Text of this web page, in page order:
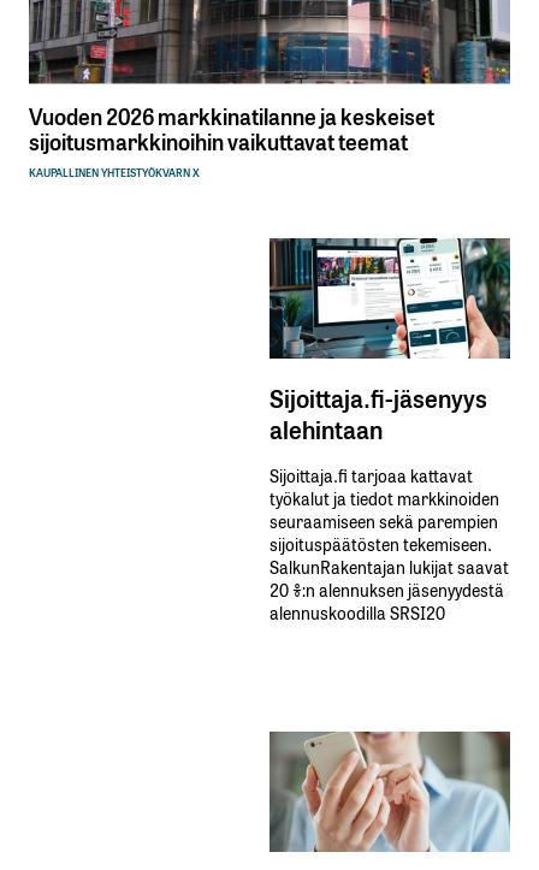
Vuoden 2026 markkinatilanne ja keskeiset
sijoitusmarkkinoihin vaikuttavat teemat
KAUPALLINEN YHTEISTYÖKVARN X
Sijoittaja.fi-jäsenyys
alehintaan
Sijoittaja.fi tarjoaa kattavat
työkalut ja tiedot markkinoiden
seuraamiseen sekä parempien
sijoituspäätösten tekemiseen.
SalkunRakentajan lukijat saavat
20 %:n alennuksen jäsenyydestä
alennuskoodilla SRSI20